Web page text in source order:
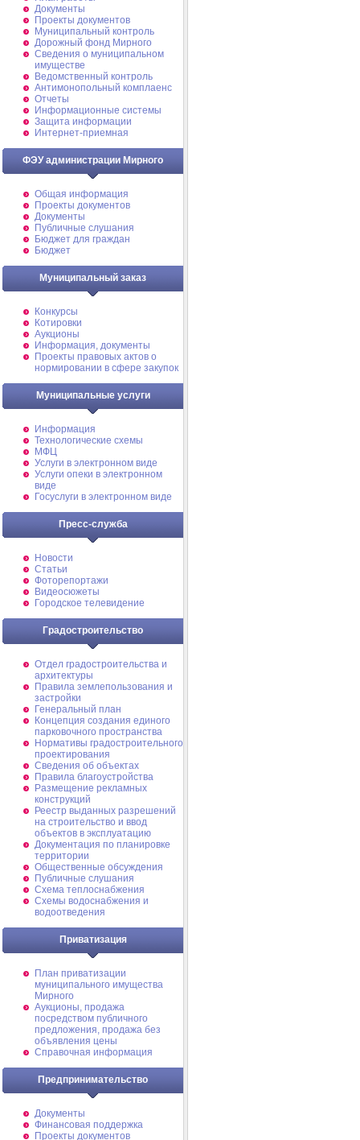
Документы
Проекты документов
Муниципальный контроль
Дорожный фонд Мирного
Cведения о муниципальном
имуществе
Ведомственный контроль
Антимонопольный комплаенс
Отчеты
Информационные системы
Защита информации
Интернет-приемная
ФЭУ администрации Мирного
Общая информация
Проекты документов
Документы
Публичные слушания
Бюджет для граждан
Бюджет
Муниципальный заказ
Конкурсы
Котировки
Аукционы
Информация, документы
Проекты правовых актов о
нормировании в сфере закупок
Муниципальные услуги
Информация
Технологические схемы
МФЦ
Услуги в электронном виде
Услуги опеки в электронном
виде
Госуслуги в электронном виде
Пресс-служба
Новости
Статьи
Фоторепортажи
Видеосюжеты
Городское телевидение
Градостроительство
Отдел градостроительства и
архитектуры
Правила землепользования и
застройки
Генеральный план
Концепция создания единого
парковочного пространства
Нормативы градостроительного
проектирования
Сведения об объектах
Правила благоустройства
Размещение рекламных
конструкций
Реестр выданных разрешений
на строительство и ввод
объектов в эксплуатацию
Документация по планировке
территории
Общественные обсуждения
Публичные слушания
Схема теплоснабжения
Схемы водоснабжения и
водоотведения
Приватизация
План приватизации
муниципального имущества
Мирного
Аукционы, продажа
посредством публичного
предложения, продажа без
объявления цены
Справочная информация
Предпринимательство
Документы
Финансовая поддержка
Проекты документов